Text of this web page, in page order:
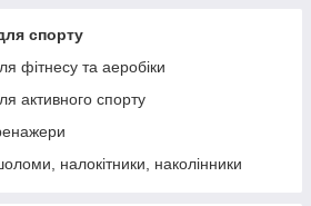
спорту
фітнесу та аеробіки
активного спорту
налокітники, наколінники